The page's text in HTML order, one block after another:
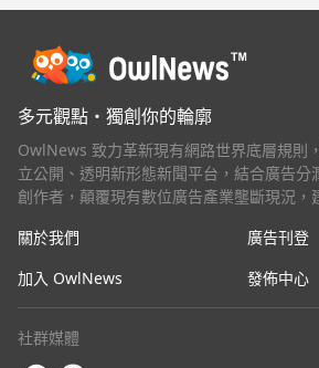
多元觀點・獨創你的輪廓
OwlNews 致力革新現有網路世界底層規則
立公開、透明新形態新聞平台，結合廣告分
創作者，顛覆現有數位廣告產業壟斷現況，
關於我們
廣告刊登
加入 OwlNews
發佈中心
社群媒體